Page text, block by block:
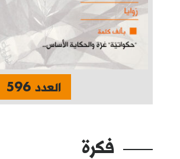
العدد 596
فكرة